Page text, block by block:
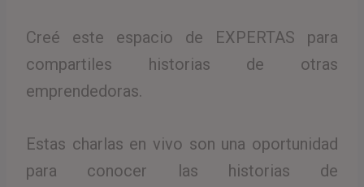
Creé este espacio de EXPERTAS para
compartiles historias de otras
emprendedoras.
Estas charlas en vivo son una oportunidad
para conocer las historias de